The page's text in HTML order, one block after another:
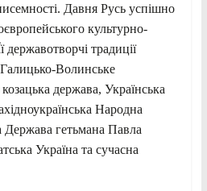
Давня Русь успішно
культурно-
державотворчі традиції
Волинське
держава, Українська
Народна
Держава гетьмана Павла
Україна та сучасна